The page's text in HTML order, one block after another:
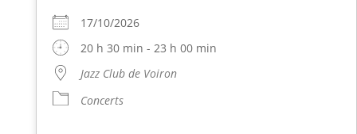
17/10/2026
20 h 30 min - 23 h 00 min
Jazz Club de Voiron
Concerts